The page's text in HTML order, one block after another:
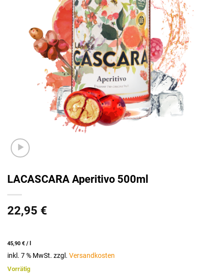
LACASCARA Aperitivo 500ml
22,95 €
45,90 € / l
inkl. 7 % MwSt. zzgl. Versandkosten
Vorrätig